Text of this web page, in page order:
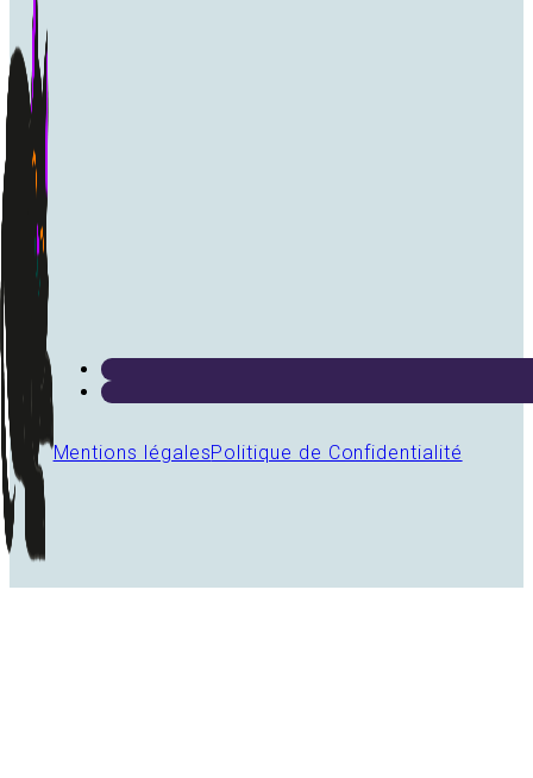
Mentions légalesPolitique de Confidentialité